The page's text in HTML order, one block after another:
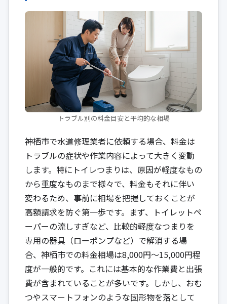
トラブル別の料金目安と平均的な相場
神栖市で水道修理業者に依頼する場合、料金は
トラブルの症状や作業内容によって大きく変動
します。特にトイレつまりは、原因が軽度なもの
から重度なものまで様々で、料金もそれに伴い
変わるため、事前に相場を把握しておくことが
高額請求を防ぐ第一歩です。まず、トイレットペ
ーパーの流しすぎなど、比較的軽度なつまりを
専用の器具（ローポンプなど）で解消する場
合、神栖市での料金相場は8,000円〜15,000円程
度が一般的です。これには基本的な作業費と出張
費が含まれていることが多いです。しかし、おむ
つやスマートフォンのような固形物を落として